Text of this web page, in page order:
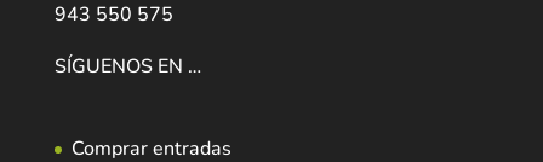
943 550 575
SÍGUENOS EN …
Comprar entradas